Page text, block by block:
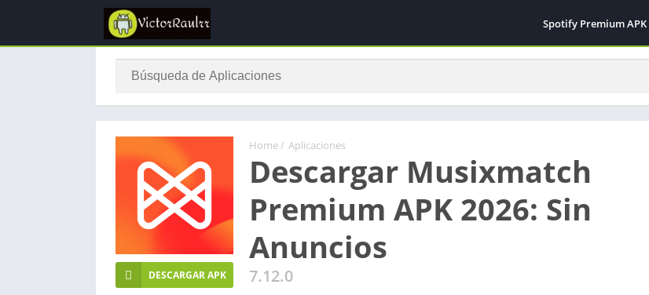
Spotify Premium APK
Home / Aplicaciones
Descargar Musixmatch
Premium APK 2026: Sin
Anuncios
7.12.0
DESCARGAR APK